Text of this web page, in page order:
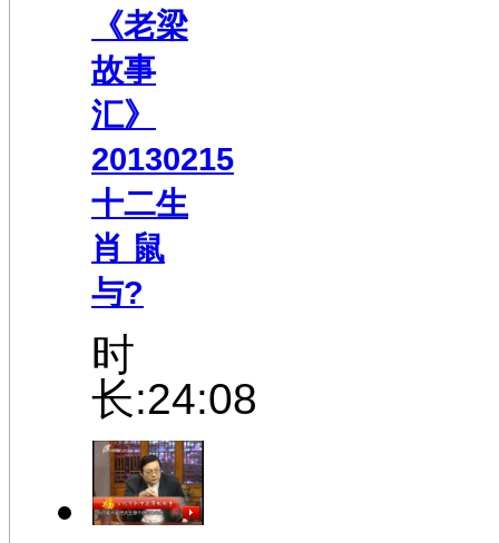
《老梁
故事
汇》
20130215
十二生
肖 鼠
与?
时
长:24:08